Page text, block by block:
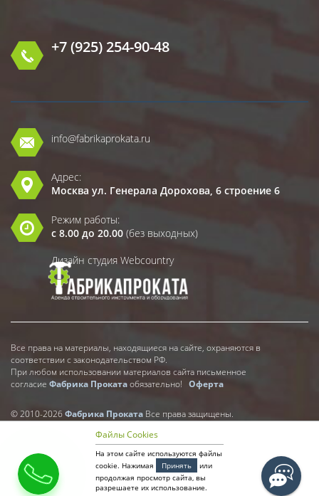
+7 (925) 254-90-48
info@fabrikaprokata.ru
Адрес:
Москва ул. Генерала Дорохова, 6 строение 6
Режим работы:
с 8.00 до 20.00 (без выходных)
Дизайн студия Webcountry
Все права на материалы, находящиеся на сайте, охраняются в
соответствии с законодательством РФ.
При любом использовании материалов сайта письменное
согласие Фабрика Прокатаобязательно! Оферта
© 2010-2026Фабрика Проката Все права защищены.
Файлы Cookies
На этом сайте используются файлы
cookie. Нажимая
Принять
или
продолжая просмотр сайта, вы
разрешаете их использование.